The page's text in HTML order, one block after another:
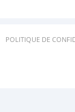
POLITIQUE DE